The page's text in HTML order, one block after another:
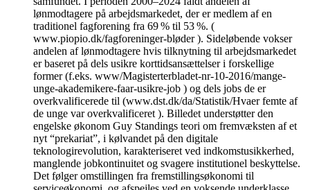
lønmodtagere på arbejdsmarkedet, der er medlem af en
traditionel fagforening fra 69 % til 53 %. (
www.piopio.dk/fagforeninger-bløder ). Sideløbende vokser
andelen af lønmodtagere hvis tilknytning til arbejdsmarkedet
er baseret på dels usikre korttidsansættelser i forskellige
former (f.eks. www/Magisterterbladet-nr-10-2016/mange-
unge-akademikere-faar-usikre-job ) og dels jobs de er
overkvalificerede til (www.dst.dk/da/Statistik/Hvaer femte af
de unge var overkvalificeret ). Billedet understøtter den
engelske økonom Guy Standings teori om fremvæksten af et
nyt “prekariat”, i kølvandet på den digitale
teknologirevolution, karakteriseret ved indkomstusikkerhed,
manglende jobkontinuitet og svagere institutionel beskyttelse.
Det følger omstillingen fra fremstillingsøkonomi til